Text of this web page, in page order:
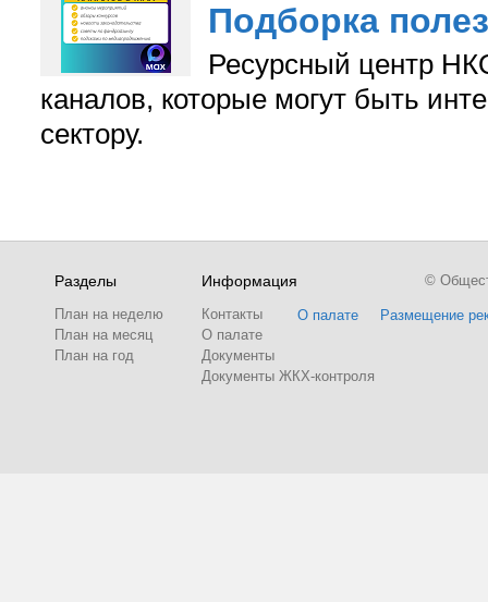
Подборка
Ресурсный центр
каналов, которые могут быть
сектору.
Разделы
План на неделю
План на месяц
План на год
Информация
Контакты
О палате
Документы
Документы ЖКХ-контроля
О палате Размещение
©